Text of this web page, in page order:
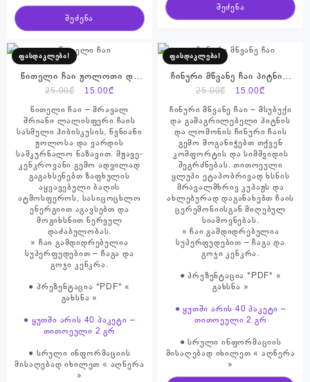
შეძენა
შეძენა
ფასდაკლება!
წითელი ჩაი ჟოლოთი და
ვარდით
25.00₾
Original
price
was:
25.00₾.
15.00₾Current
is:
15.00₾.
წითელი ჩაი – მრავალ
შრიანი ლალისფერი ჩაის
სასმელი ჰიბისკუსის, წვნიანი
ჟოლოსა და ვარდის
სამკურნალო ნაზავით. მჟავე-
კენკროვანი გემო ადვილად
გაგახსენებთ ზაფხულის
აყვავებული ბაღის
ატმოსფეროს, სასიცოცხლო
ენერგიით აგავსებთ და
მოგიხსნით ნერვულ
დაძაბულობას.
» ჩაი გამდიდრებულია
სუპერფუდებით – ჩაგა და
გოჯი კენკრა.
● პრეზენტაცია *PDF* «
გახსნა »
● ყუთში არის 40 პაკეტი –
თითოეული 2 გრ
● სრული ინფორმაციის
მისაღებად იხილეთ « აღწერა
»
ფასდაკლება!
ჩინური მწვანე ჩაი პიტნით
და ლიმონით
25.00₾
Original
price
was:
25.00₾.
15.00₾Current
price
is:
15.00₾.
ჩინური მწვანე ჩაი – მსუბუქი
და გამაგრილებელი პიტნის
და ლომონის ჩინური ჩაის
გემო მოგანიჭებთ თქვენ
კომფორტის და სიმშვიდის
შეგრძნებას. თითოეული
ყლუპი ეტაპობრივად ხსნის
მრავალმხრივ კუპაჟს და
ახლებურად დაგანახებთ ჩაის
ცერემონიისგან მიღებულ
სიამოვნებას.
» ჩაი გამდიდრებულია
სუპერფუდებით – ჩაგა და
გოჯი კენკრა.
● პრეზენტაცია *PDF* «
გახსნა »
● ყუთში არის 40 პაკეტი –
თითოეული 2 გრ
● სრული ინფორმაციის
მისაღებად იხილეთ « აღწერა
»